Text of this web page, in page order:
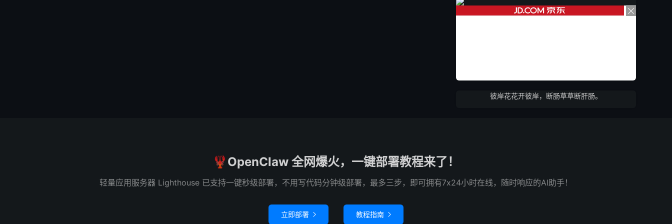
彼岸花花开彼岸，断肠草草断肝肠。
🦞OpenClaw 全网爆火，一键部署教程来了！
轻量应用服务器 Lighthouse 已支持一键秒级部署，不用写代码分钟级部署，最多三步，即可拥有7x24小时在线，随时响应的AI助手！
立即部署  教程指南 